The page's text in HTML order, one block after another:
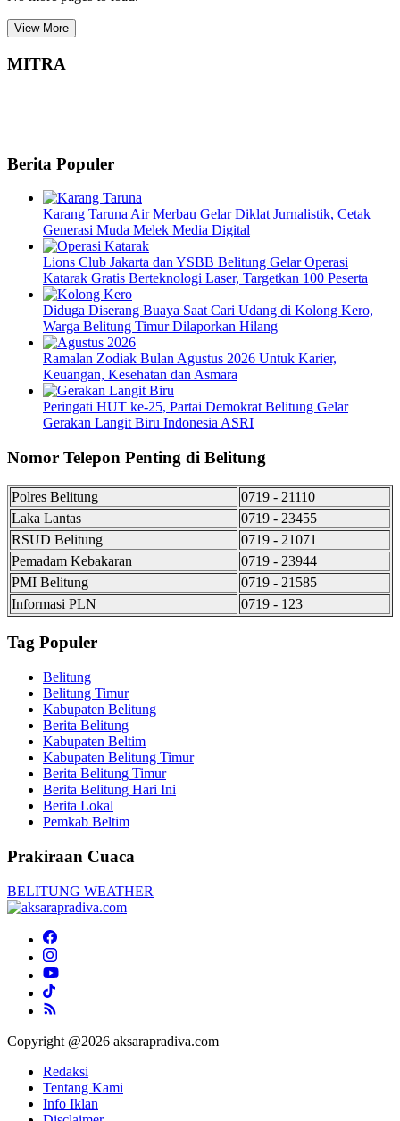
View More
MITRA
Berita Populer
Karang Taruna Air Merbau Gelar Diklat Jurnalistik, Cetak
Generasi Muda Melek Media Digital
Lions Club Jakarta dan YSBB Belitung Gelar Operasi
Katarak Gratis Berteknologi Laser, Targetkan 100 Peserta
Diduga Diserang Buaya Saat Cari Udang di Kolong Kero,
Warga Belitung Timur Dilaporkan Hilang
Ramalan Zodiak Bulan Agustus 2026 Untuk Karier,
Keuangan, Kesehatan dan Asmara
Peringati HUT ke-25, Partai Demokrat Belitung Gelar
Gerakan Langit Biru Indonesia ASRI
Nomor Telepon Penting di Belitung
Polres Belitung
0719 - 21110
Laka Lantas
0719 - 23455
RSUD Belitung
0719 - 21071
Pemadam Kebakaran
0719 - 23944
PMI Belitung
0719 - 21585
Informasi PLN
0719 - 123
Tag Populer
Belitung
Belitung Timur
Kabupaten Belitung
Berita Belitung
Kabupaten Beltim
Kabupaten Belitung Timur
Berita Belitung Timur
Berita Belitung Hari Ini
Berita Lokal
Pemkab Beltim
Prakiraan Cuaca
BELITUNG WEATHER
Copyright @2026 aksarapradiva.com
Redaksi
Tentang Kami
Info Iklan